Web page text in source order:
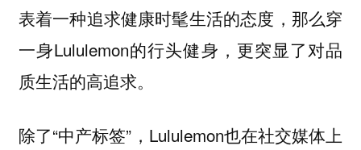
表着一种追求健康时髦生活的态度，那么穿
一身Lululemon的行头健身，更突显了对品
质生活的高追求。
除了“中产标签”，Lululemon也在社交媒体上